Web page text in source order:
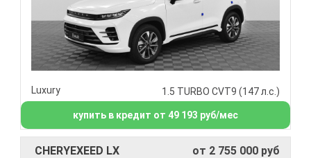
Luxury 1.5 TURBO CVT9 (147 л.с.)
купить в кредит от 49 193 руб/мес
CHERYEXEED LX от 2 755 000 руб